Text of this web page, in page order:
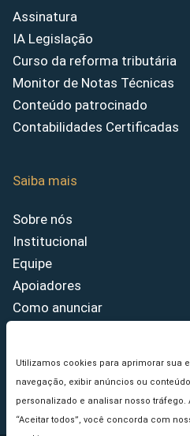
Utilizamos cookies para aprimorar sua
navegação, exibir anúncios ou conteúdo
personalizado e analisar nosso tráfego.
“Aceitar todos”, você concorda com
Assinatura
IA Legislação
Curso da reforma tributária
Monitor de Notas Técnicas
Conteúdo patrocinado
Contabilidades Certificadas
Saiba mais
Sobre nós
Institucional
Equipe
Apoiadores
Como anunciar
Princípios Editoriais